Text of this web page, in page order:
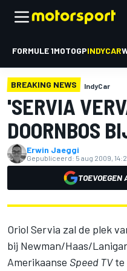
FORMULE 1MOTOGPINDYCAR
BREAKING NEWS IndyCar
'SERVIA
DOORNBOS
Erwin Jaeggi
Gepubliceerd: 5 aug 2009,
TOEVOEGEN
Oriol Servia zal de plek
bij Newman/Haas/
Amerikaanse Speed TVte